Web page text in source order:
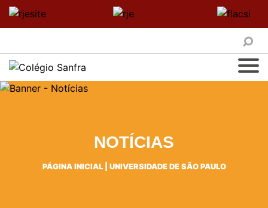
NOTÍCIAS
PÁGINA INICIAL| UNIVERSIDADE DE SÃO PAULO